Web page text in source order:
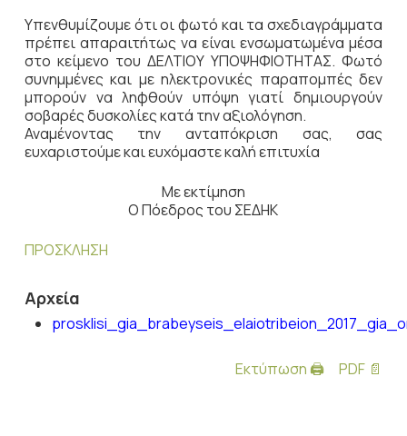
Υπενθυμίζουμε ότι οι φωτό και τα σχεδιαγράμματα
πρέπει απαραιτήτως να είναι ενσωματωμένα μέσα
στο κείμενο του ΔΕΛΤΙΟΥ ΥΠΟΨΗΦΙΟΤΗΤΑΣ. Φωτό
συνημμένες και με ηλεκτρονικές παραπομπές δεν
μπορούν να ληφθούν υπόψη γιατί δημιουργούν
σοβαρές δυσκολίες κατά την αξιολόγηση.
Αναμένοντας την ανταπόκριση σας, σας
ευχαριστούμε και ευχόμαστε καλή επιτυχία
Με εκτίμηση
Ο Πόεδρος του ΣΕΔΗΚ
ΠΡΟΣΚΛΗΣΗ
Αρχεία
Εκτύπωση 🖨 PDF 📄